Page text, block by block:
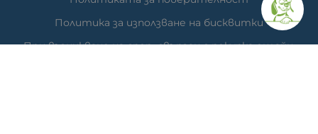
Политика за използване на бисквитки
При възникване на спор, свързан с покупка онлайн,